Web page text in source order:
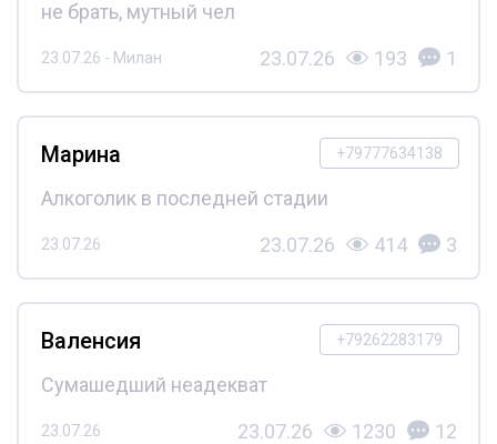
не брать, мутный чел
23.07.26 - Милан 23.07.26 193 1
+79777634138
Марина
Алкоголик в последней стадии
23.07.26 23.07.26 414 3
+79262283179
Валенсия
Сумашедший неадекват
23.07.26 23.07.26 1230 12